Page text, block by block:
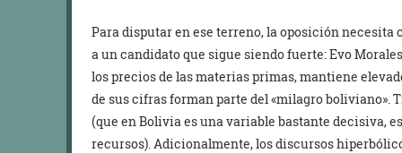
Para disputar en ese terreno, la oposición
a un candidato que sigue siendo fuerte: Evo
los precios de las materias primas, mantiene
de sus cifras forman parte del «milagro boliviano».
(que en Bolivia es una variable bastante decisiva,
recursos). Adicionalmente, los discursos